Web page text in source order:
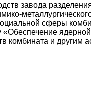
завода
сферы
комбината и другим